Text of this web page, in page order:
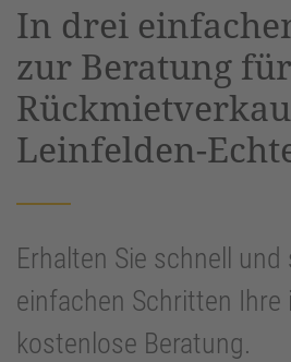
Management Platform
In drei
zur Beratung
Leinfelden-
Erhalten Sie schnell
einfachen Schritten Ihre
kostenlose Beratung.